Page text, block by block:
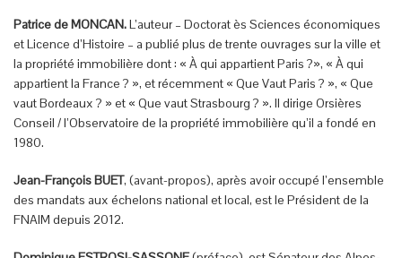
Patrice de MONCAN.L’auteur – Doctorat ès Sciences économiques
et Licence d’Histoire – a publié plus de trente ouvrages sur la ville et
la propriété immobilière dont : « À qui appartient Paris ?», « À qui
appartient la France ? », et récemment « Que Vaut Paris ? », « Que
vaut Bordeaux ? » et « Que vaut Strasbourg ? ». Il dirige Orsières
Conseil / l’Observatoire de la propriété immobilière qu’il a fondé en
1980.
Jean-François BUET, (avant-propos), après avoir occupé l’ensemble
des mandats aux échelons national et local, est le Président de la
FNAIM depuis 2012.